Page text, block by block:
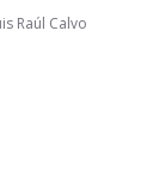
Raúl Calvo